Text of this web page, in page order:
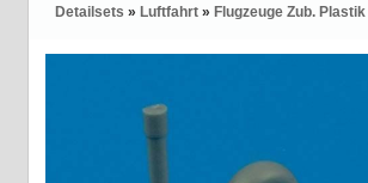
Detailsets » Luftfahrt » Flugzeuge Zub. Plastik